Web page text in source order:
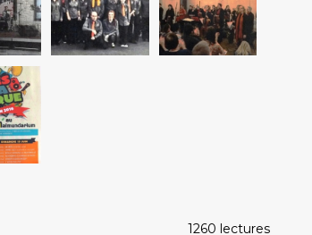
1260 lectures